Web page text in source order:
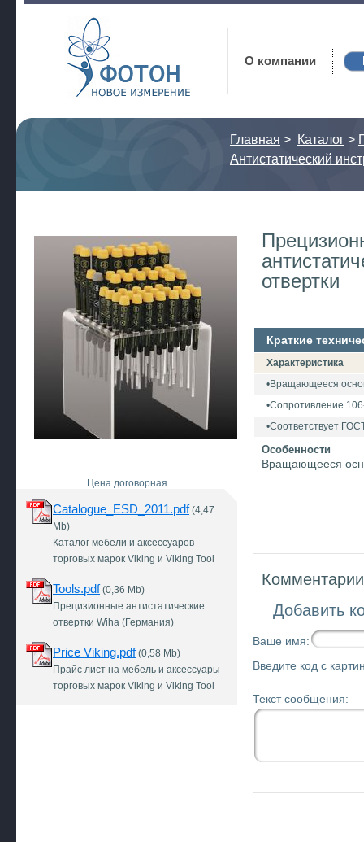
Фотон
О компании
Главная > Каталог >
Антистатический
Цена договорная
Catalogue_ESD_2011.pdf(4,47
Mb)
Каталог мебели и аксессуаров
торговых марок Viking и Viking Tool
Tools.pdf(0,36 Mb)
Прецизионные антистатические
отвертки Wiha (Германия)
Price Viking.pdf(0,58 Mb)
Прайс лист на мебель и аксессуары
торговых марок Viking и Viking Tool
отвертки
Краткие
Характеристика
•Вращающееся
•Сопротивление
•Соответствует
Особенности
Вращающееся
Добавить
Ваше имя:
Введите код с
Текст сообщения: